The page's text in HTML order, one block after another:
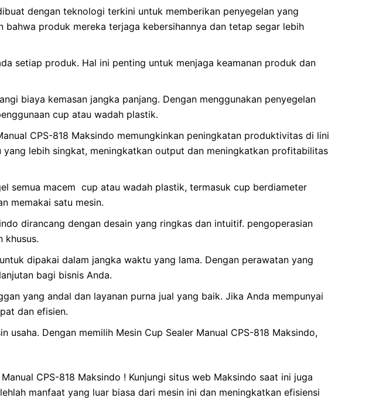
dengan teknologi terkini untuk memberikan penyegelan yang
produk mereka terjaga kebersihannya dan tetap segar lebih
setiap produk. Hal ini penting untuk menjaga keamanan produk dan
biaya kemasan jangka panjang. Dengan menggunakan penyegelan
cup atau wadah plastik.
CPS-818 Maksindo memungkinkan peningkatan produktivitas di lini
lebih singkat, meningkatkan output dan meningkatkan profitabilitas
semua macem cup atau wadah plastik, termasuk cup berdiameter
memakai satu mesin.
dirancang dengan desain yang ringkas dan intuitif. pengoperasian
khusus.
dipakai dalam jangka waktu yang lama. Dengan perawatan yang
bagi bisnis Anda.
yang andal dan layanan purna jual yang baik. Jika Anda mempunyai
dan efisien.
Dengan memilih Mesin Cup Sealer Manual CPS-818 Maksindo,
CPS-818 Maksindo ! Kunjungi situs web Maksindo saat ini juga
manfaat yang luar biasa dari mesin ini dan meningkatkan efisiensi